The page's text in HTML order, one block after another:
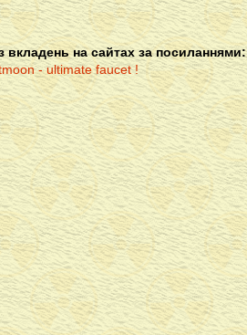
вкладень на сайтах за посиланнями: